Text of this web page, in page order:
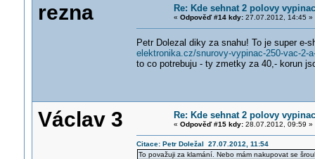
rezna Re: Kde sehnat 2 polovy
« Odpověď #14 kdy:27.07.2012, 14:45 »
Petr Dolezal diky za snahu! To je super e-
elektronika.cz/snurovy-vypinac-250-vac-2-
to co potrebuju - ty zmetky za 40,- korun
Václav 3 Re: Kde sehnat 2 polovy
« Odpověď #15 kdy:28.07.2012, 09:59 »
Citace: Petr Doležal 27.07.2012, 11:54
To považuji za klamání. Nebo mám nakupovat se